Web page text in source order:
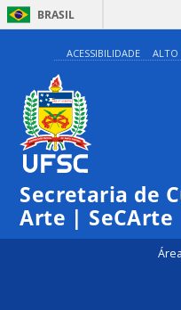
BRASIL
ACESSIBILIDADE ALTO
Secretaria de
Arte | SeCArte
0:00
1:00